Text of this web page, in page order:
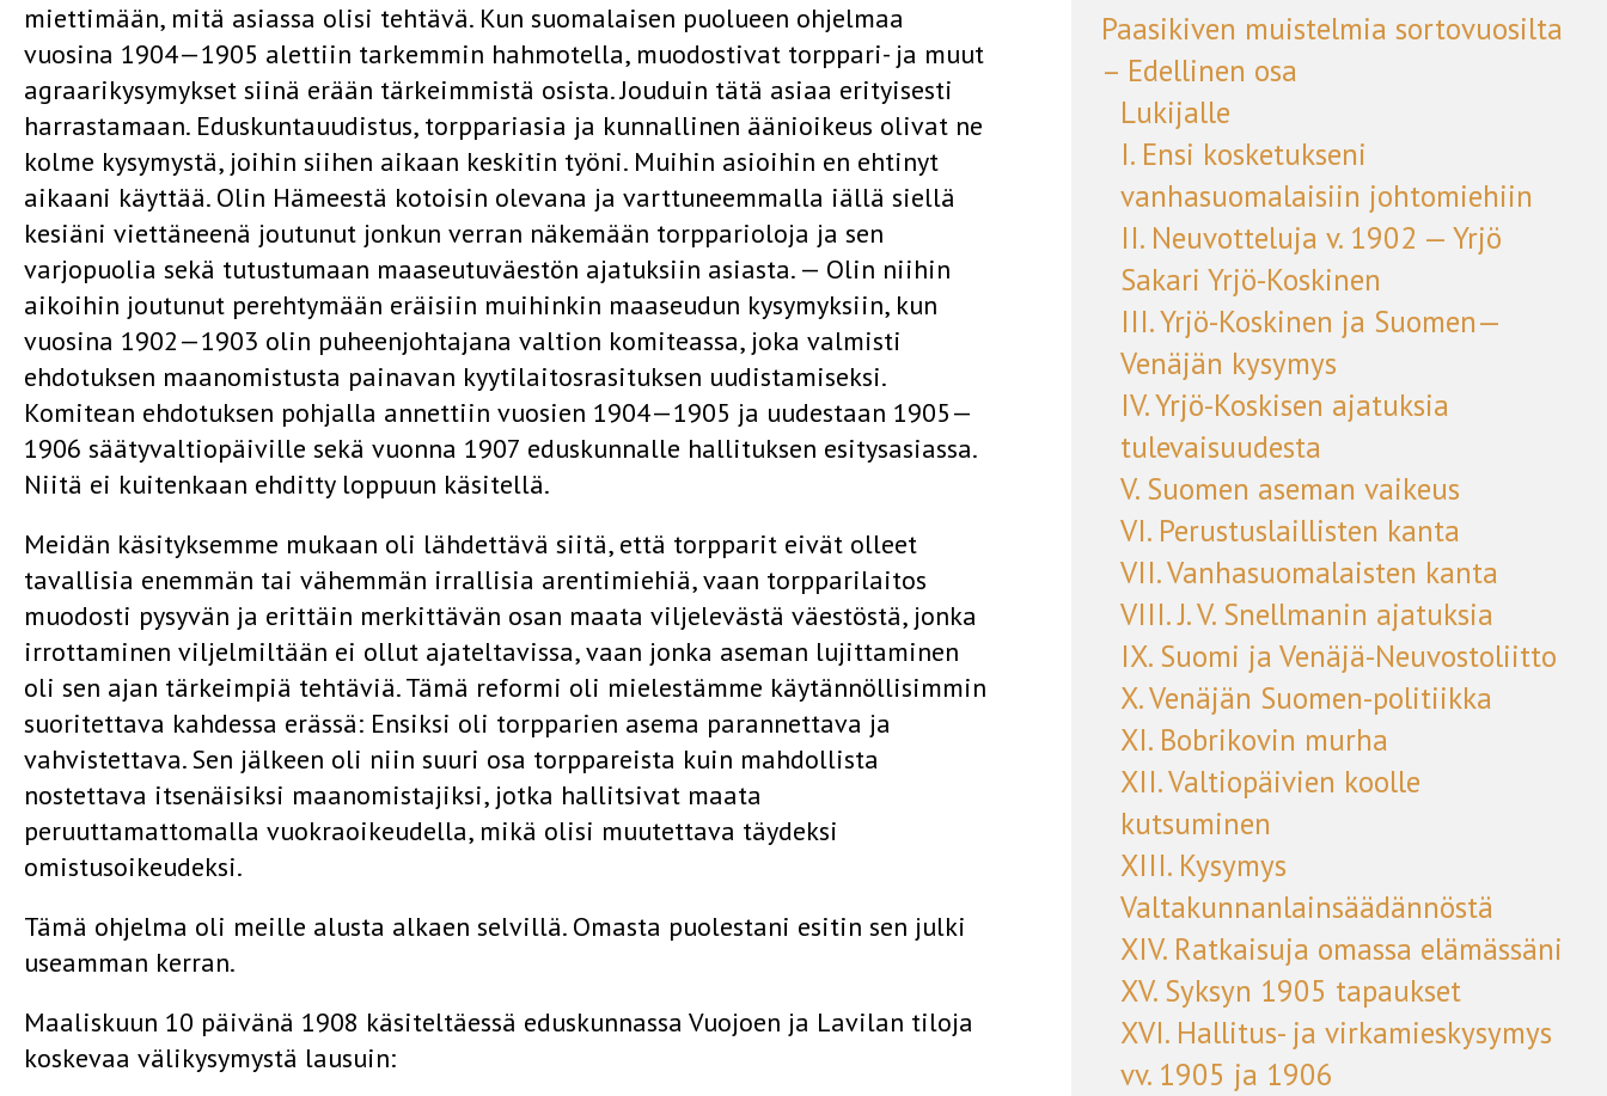
miettimään, mitä asiassa olisi tehtävä. Kun suomalaisen puolueen ohjelmaa
vuosina 1904—1905 alettiin tarkemmin hahmotella, muodostivat torppari- ja muut
agraarikysymykset siinä erään tärkeimmistä osista. Jouduin tätä asiaa erityisesti
harrastamaan. Eduskunta­uudistus, torppariasia ja kunnallinen äänioikeus olivat ne
kolme kysy­mystä, joihin siihen aikaan keskitin työni. Muihin asioihin en ehtinyt
aikaani käyttää. Olin Hämeestä kotoisin olevana ja varttuneemmalla iällä siellä
kesiäni viettäneenä joutunut jonkun verran näkemään torp­parioloja ja sen
varjopuolia sekä tutustumaan maaseutuväestön ajatuk­siin asiasta. — Olin niihin
aikoihin joutunut perehtymään eräisiin mui­hinkin maaseudun kysymyksiin, kun
vuosina 1902—1903 olin puheen­johtajana valtion komiteassa, joka valmisti
ehdotuksen maanomistusta painavan kyytilaitosrasituksen uudistamiseksi.
Komitean ehdotuksen pohjalla annettiin vuosien 1904—1905 ja uudestaan 1905—
1906 sääty­valtiopäiville sekä vuonna 1907 eduskunnalle hallituksen esitysasiassa.
Niitä ei kuitenkaan ehditty loppuun käsitellä.
Meidän käsityksemme mukaan oli lähdettävä siitä, että torpparit eivät olleet
tavallisia enemmän tai vähemmän irrallisia arentimiehiä, vaan torpparilaitos
muodosti pysyvän ja erittäin merkittävän osan maata viljelevästä väestöstä, jonka
irrottaminen viljelmiltään ei ollut ajateltavissa, vaan jonka aseman lujittaminen
oli sen ajan tärkeimpiä tehtäviä. Tämä reformi oli mielestämme käytännöllisimmin
suoritettava kahdessa erässä: Ensiksi oli torpparien asema parannettava ja
vahvistettava. Sen jälkeen oli niin suuri osa torppareista kuin mahdollista
nostettava itse­näisiksi maanomistajiksi, jotka hallitsivat maata
peruuttamattomalla vuokraoikeudella, mikä olisi muutettava täydeksi
omistusoikeudeksi.
Tämä ohjelma oli meille alusta alkaen selvillä. Omasta puolestani esitin sen julki
useamman kerran.
Maaliskuun 10 päivänä 1908 käsiteltäessä eduskunnassa Vuojoen ja Lavilan tiloja
koskevaa välikysymystä lausuin:
Paasikiven muistelmia sortovuosilta
– Edellinen osa
Lukijalle
I. Ensi kosketukseni
vanhasuomalaisiin johtomiehiin
II. Neuvotteluja v. 1902 — Yrjö
Sakari Yrjö-Koskinen
III. Yrjö-Koskinen ja Suomen—
Venäjän kysymys
IV. Yrjö-Koskisen ajatuksia
tulevaisuudesta
V. Suomen aseman vaikeus
VI. Perustuslaillisten kanta
VII. Vanhasuomalaisten kanta
VIII. J. V. Snellmanin ajatuksia
IX. Suomi ja Venäjä-Neuvostoliitto
X. Venäjän Suomen-politiikka
XI. Bobrikovin murha
XII. Valtiopäivien koolle
kutsuminen
XIII. Kysymys
Valtakunnanlainsäädännöstä
XIV. Ratkaisuja omassa elämässäni
XV. Syksyn 1905 tapaukset
XVI. Hallitus- ja virkamieskysymys
vv. 1905 ja 1906